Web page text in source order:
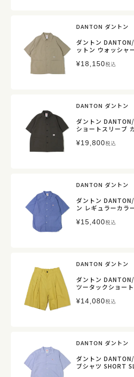
DANTON ダントン
ダントン
ットン ウォッシャ
【正規取扱】
¥18,150税込
DANTON ダントン
ダントン
ショートスリーブ
¥19,800税込
DANTON ダントン
ダントン
ン レギュラーカラ
¥15,400税込
DANTON ダントン
ダントン
ツータックショー
¥14,080税込
DANTON ダントン
ダントン
ブシャツ SHORT